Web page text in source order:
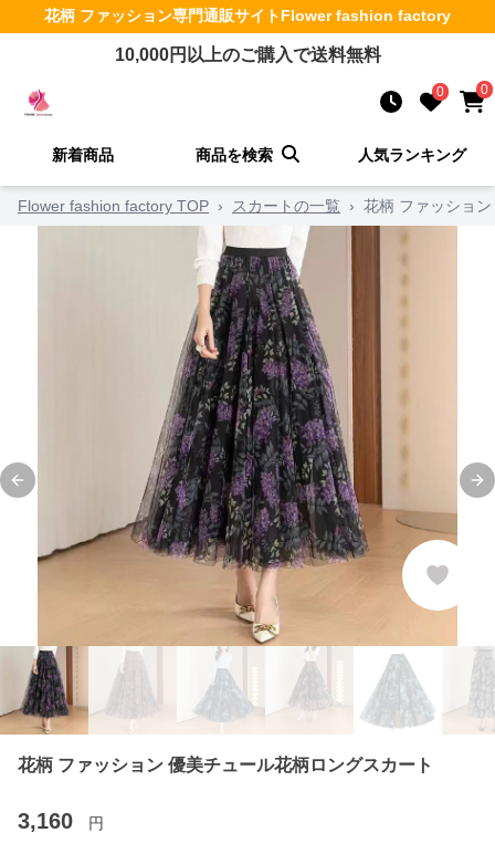
花柄 ファッション専門通販サイトFlower fashion factory
10,000円以上のご購入で送料無料
0 0
新着商品 商品を検索 人気ランキング
Flower fashion factory TOP › スカートの一覧 › 花柄 ファッショ
Previous slide
花柄 ファッション 優美チュール花柄ロングスカート
3,160 円